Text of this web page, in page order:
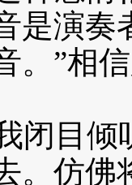
是演奏
。”相
目倾
。仿佛